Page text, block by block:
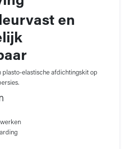
en
plasto-elastische afdichtingskit op